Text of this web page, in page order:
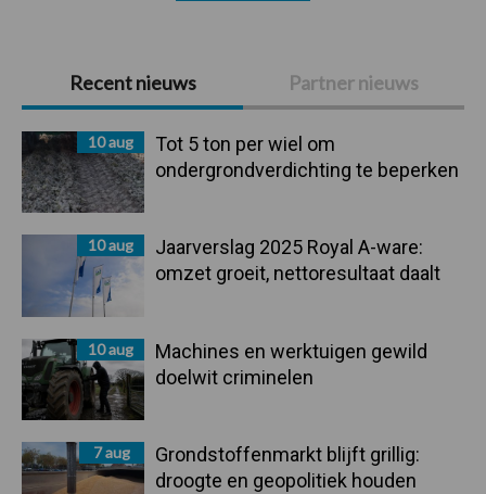
Primaire
Sidebar
Recent nieuws Partner nieuws
10 aug
Tot 5 ton per wiel om
ondergrondverdichting te beperken
10 aug
Jaarverslag 2025 Royal A-ware:
omzet groeit, nettoresultaat daalt
10 aug
Machines en werktuigen gewild
doelwit criminelen
7 aug
Grondstoffenmarkt blijft grillig:
droogte en geopolitiek houden